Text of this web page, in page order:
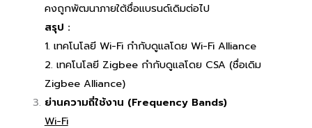
คงถูกพัฒนาภายใต้ชื่อแบรนด์เดิมต่อไป
สรุป :
1. เทคโนโลยี Wi-Fi กำกับดูแลโดย Wi-Fi Alliance
2. เทคโนโลยี Zigbee กำกับดูแลโดย CSA (ชื่อเดิม
Zigbee Alliance)
ย่านความถี่ใช้งาน (Frequency Bands)
Wi-Fi